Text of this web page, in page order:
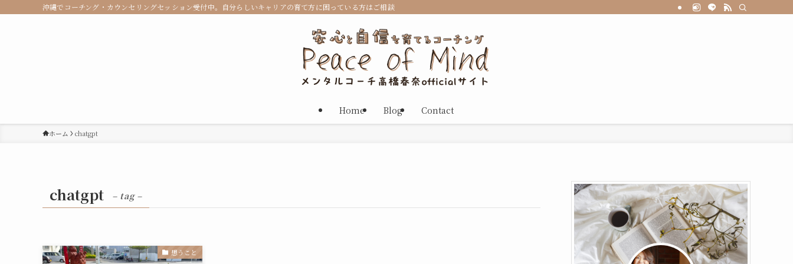
沖縄でコーチング・カウンセリングセッション受付中。自分らしいキャリアの育て方に困っている方はご相談ください。
Home Blog Contact
ホーム chatgpt
chatgpt – tag –
想うこと